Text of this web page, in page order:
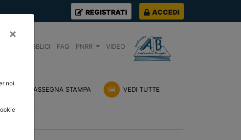
REGISTRATI ACCEDI
PUBBLICI FAQ PNRR VIDEO
RASSEGNA STAMPA VEDI TUTTE
×
noi.